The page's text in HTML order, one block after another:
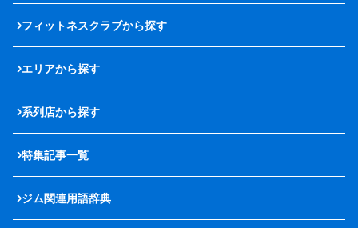
フィットネスクラブから探す
エリアから探す
系列店から探す
特集記事一覧
ジム関連用語辞典